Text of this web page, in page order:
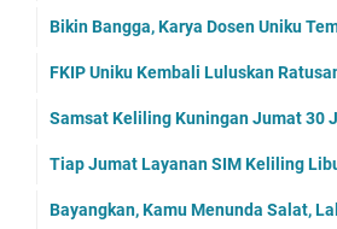
Bikin Bangga, Karya Dosen Uniku
FKIP Uniku Kembali Luluskan
Samsat Keliling Kuningan Jumat 30
Tiap Jumat Layanan SIM Keliling
Bayangkan, Kamu Menunda Salat,